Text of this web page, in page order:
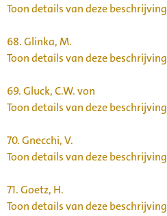
Toon details van deze beschrijving
68.Glinka, M.
Toon details van deze beschrijving
69.Gluck, C.W. von
Toon details van deze beschrijving
70.Gnecchi, V.
Toon details van deze beschrijving
71.Goetz, H.
Toon details van deze beschrijving